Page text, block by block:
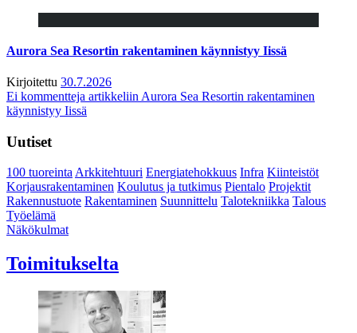
Aurora Sea Resortin rakentaminen käynnistyy Iissä
Kirjoitettu 30.7.2026
Ei kommentteja artikkeliin Aurora Sea Resortin rakentaminen
käynnistyy Iissä
Uutiset
100 tuoreintaArkkitehtuuri Energiatehokkuus Infra Kiinteistöt
Korjausrakentaminen Koulutus ja tutkimus Pientalo Projektit
Rakennustuote Rakentaminen Suunnittelu Talotekniikka Talous
Työelämä
Näkökulmat
Toimitukselta